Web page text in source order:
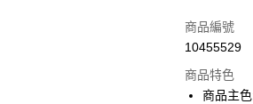
信用卡一次
Apple Pay
商品編號
10455529
商品特色
商品主